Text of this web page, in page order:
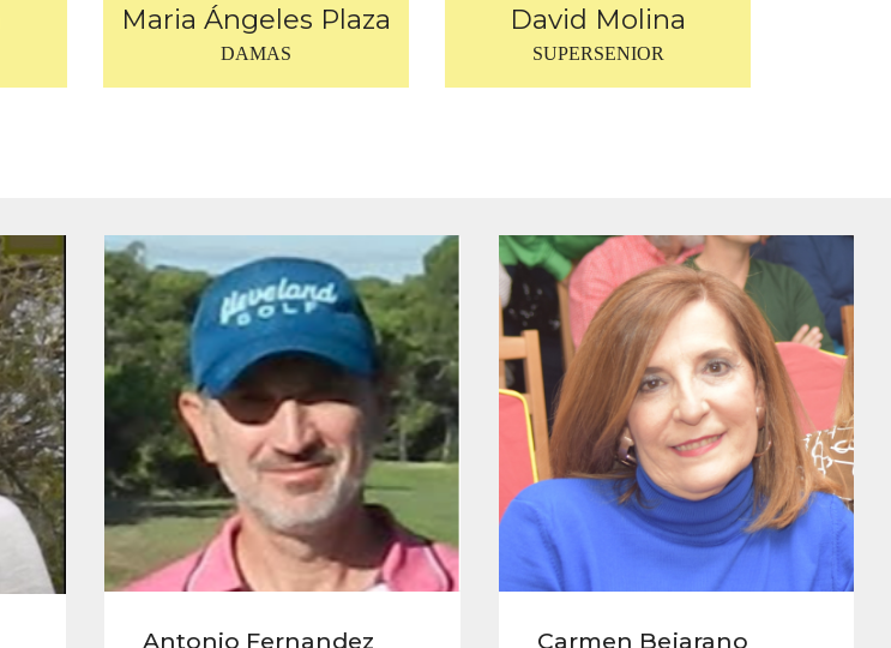
Maria Ángeles Plaza
DAMAS
David Molina
SUPERSENIOR
Antonio Fernandez Carmen Bejarano